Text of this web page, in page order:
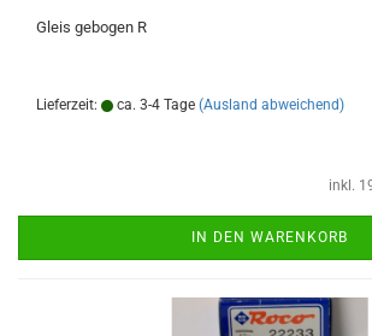
Gleis gebogen R
Lieferzeit: ca. 3-4 Tage (Ausland abweichend)
inkl.
IN DEN WARENKORB